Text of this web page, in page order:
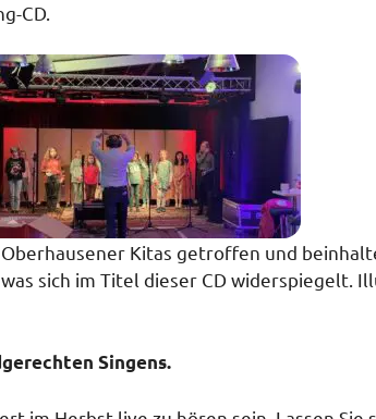
CD.
Kitas getroffen und
sich im Titel dieser CD widerspiegelt.
Singens.